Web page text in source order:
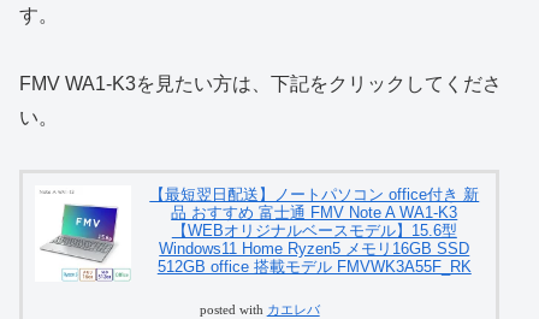
す。
FMV WA1-K3を見たい方は、下記をクリックしてくださ
い。
【最短翌日配送】ノートパソコン office付き 新
品 おすすめ 富士通 FMV Note A WA1-K3
【WEBオリジナルベースモデル】15.6型
Windows11 Home Ryzen5 メモリ16GB SSD
512GB office 搭載モデル FMVWK3A55F_RK
posted with カエレバ